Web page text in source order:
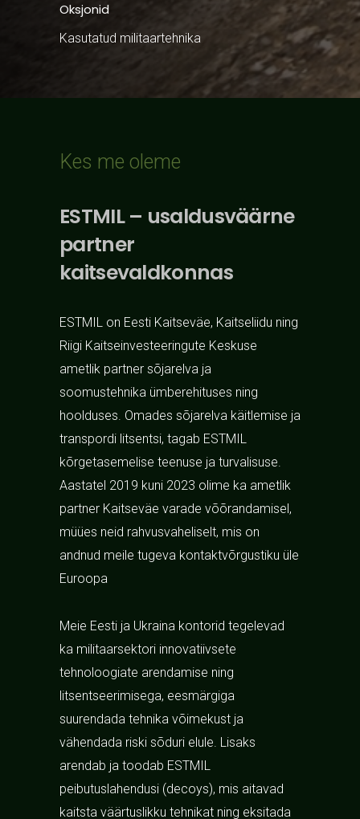
Oksjonid
Kasutatud militaartehnika
Kes me oleme
ESTMIL – usaldusväärne
partner
kaitsevaldkonnas
ESTMIL on Eesti Kaitseväe, Kaitseliidu ning
Riigi Kaitseinvesteeringute Keskuse
ametlik partner sõjarelva ja
soomustehnika ümberehituses ning
hoolduses. Omades sõjarelva käitlemise ja
transpordi litsentsi, tagab ESTMIL
kõrgetasemelise teenuse ja turvalisuse.
Aastatel 2019 kuni 2023 olime ka ametlik
partner Kaitseväe varade võõrandamisel,
müües neid rahvusvaheliselt, mis on
andnud meile tugeva kontaktvõrgustiku üle
Euroopa
Meie Eesti ja Ukraina kontorid tegelevad
ka militaarsektori innovatiivsete
tehnoloogiate arendamise ning
litsentseerimisega, eesmärgiga
suurendada tehnika võimekust ja
vähendada riski sõduri elule. Lisaks
arendab ja toodab ESTMIL
peibutuslahendusi (decoys), mis aitavad
kaitsta väärtuslikku tehnikat ning eksitada